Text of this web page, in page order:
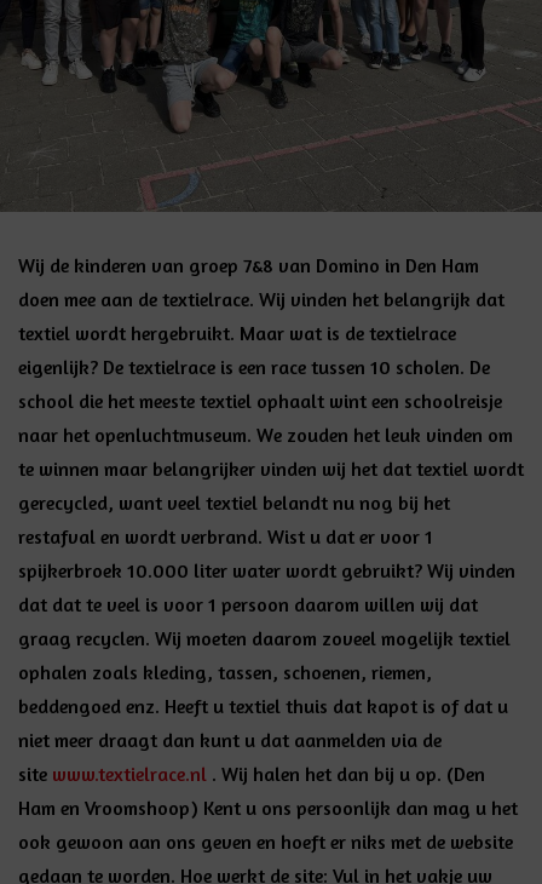
Wij de kinderen van groep 7&8 van Domino in Den Ham
doen mee aan de textielrace. Wij vinden het belangrijk dat
textiel wordt hergebruikt. Maar wat is de textielrace
eigenlijk? De textielrace is een race tussen 10 scholen. De
school die het meeste textiel ophaalt wint een schoolreisje
naar het openluchtmuseum. We zouden het leuk vinden om
te winnen maar belangrijker vinden wij het dat textiel wordt
gerecycled, want veel textiel belandt nu nog bij het
restafval en wordt verbrand. Wist u dat er voor 1
spijkerbroek 10.000 liter water wordt gebruikt? Wij vinden
dat dat te veel is voor 1 persoon daarom willen wij dat
graag recyclen. Wij moeten daarom zoveel mogelijk textiel
ophalen zoals kleding, tassen, schoenen, riemen,
beddengoed enz. Heeft u textiel thuis dat kapot is of dat u
niet meer draagt dan kunt u dat aanmelden via de
site www.textielrace.nl . Wij halen het dan bij u op. (Den
Ham en Vroomshoop) Kent u ons persoonlijk dan mag u het
ook gewoon aan ons geven en hoeft er niks met de website
gedaan te worden. Hoe werkt de site: Vul in het vakje uw